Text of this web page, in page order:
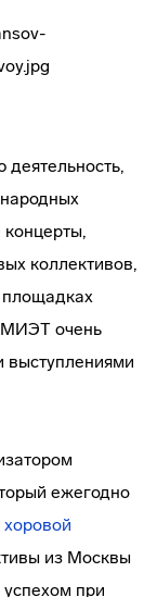
концерты,
коллективов,
площадках
МИЭТ очень
выступлениями
ежегодно
из Москвы
при